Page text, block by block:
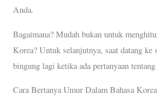
Anda.
Bagaimana? Mudah bukan untuk
Korea? Untuk selanjutnya, saat datang ke
bingung lagi ketika ada pertanyaan
Cara Bertanya Umur Dalam Bahasa Korea